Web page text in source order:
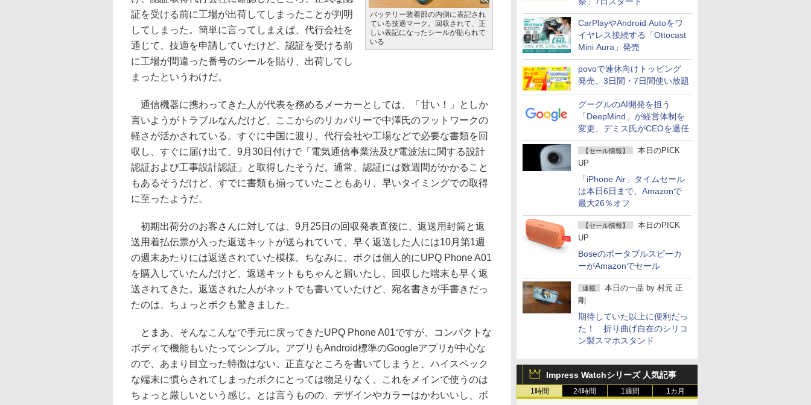
CarPlayやAndroid Autoをワ
イヤレス接続する「Ottocast
Mini Aura」発売
povoで連休向けトッピング
発売、3日間・7日間使い放題
グーグルのAI開発を担う
「DeepMind」が経営体制を
変更、デミス氏がCEOを退任
【セール情報】
本日のPICK
UP
「iPhone Air」タイムセール
は本日6日まで、Amazonで
最大26％オフ
【セール情報】
本日のPICK
UP
Boseのポータブルスピーカ
ーがAmazonでセール
連載 本日の一品 by 村元 正
剛
期待していた以上に便利だっ
た！ 折り曲げ自在のシリコ
ン製スマホスタンド
Impress Watchシリーズ 人気記事
1時間 24時間 1週間 1カ月
バッテリー装着部の内側に表記され
ている技適マーク。回収されて、正
しい表記になったシールが貼られて
いる
証を受ける前に工場が出荷してしまったことが判明
してしまった。簡単に言ってしまえば、代行会社を
通じて、技適を申請していたけど、認証を受ける前
に工場が間違った番号のシールを貼り、出荷してし
まったというわけだ。
通信機器に携わってきた人が代表を務めるメーカーとしては、「甘い！」としか
言いようがトラブルなんだけど、ここからのリカバリーで中澤氏のフットワークの
軽さが活かされている。すぐに中国に渡り、代行会社や工場などで必要な書類を回
収し、すぐに届け出て、9月30日付けで「電気通信事業法及び電波法に関する設計
認証および工事設計認証」と取得したそうだ。通常、認証には数週間がかかること
もあるそうだけど、すでに書類も揃っていたこともあり、早いタイミングでの取得
に至ったようだ。
初期出荷分のお客さんに対しては、9月25日の回収発表直後に、返送用封筒と返
送用着払伝票が入った返送キットが送られていて、早く返送した人には10月第1週
の週末あたりには返送されていた模様。ちなみに、ボクは個人的にUPQ Phone A01
を購入していたんだけど、返送キットもちゃんと届いたし、回収した端末も早く返
送されてきた。返送された人がネットでも書いていたけど、宛名書きが手書きだっ
たのは、ちょっとボクも驚きました。
とまあ、そんなこんなで手元に戻ってきたUPQ Phone A01ですが、コンパクトな
ボディで機能もいたってシンプル。アプリもAndroid標準のGoogleアプリが中心な
ので、あまり目立った特徴はない。正直なところを書いてしまうと、ハイスペック
な端末に慣らされてしまったボクにとっては物足りなく、これをメインで使うのは
ちょっと厳しいという感じ。とは言うものの、デザインやカラーはかわいいし、ボ